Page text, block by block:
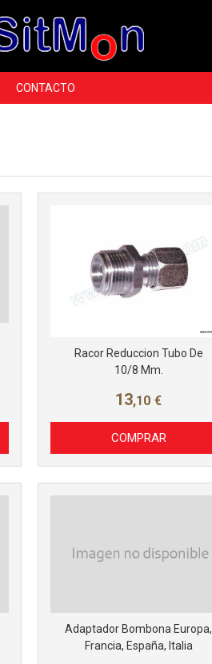
CONTACTO
Racor Reduccion Tubo De
10/8 Mm.
13,10 €
COMPRAR
Adaptador Bombona Europa,
Francia, España, Italia
Más info